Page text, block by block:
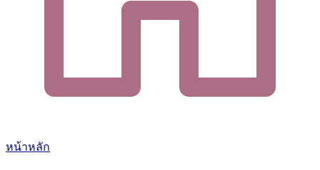
หน้าหลัก